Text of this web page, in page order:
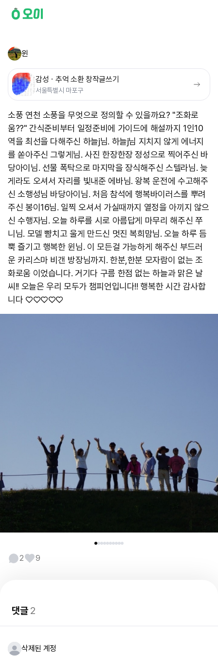
윈
감성ㆍ추억 소환 창작글쓰기
서울특별시 마포구
소풍 연천 소풍을 무엇으로 정의할 수 있을까요? "조화로
움??" 간식준비부터 일정준비에 가이드에 해설까지 1인10
역을 최선을 다해주신 하늘j님. 하늘j님 지치지 않게 에너지
를 쏟아주신 그렇게님. 사진 한장한장 정성으로 찍어주신 바
당아이님. 선물 폭탁으로 마지막을 장식해주신 스텔라님. 늦
게라도 오셔서 자리를 빛내준 에바님. 왕복 운전에 수고해주
신 소행성님 바당아이님. 처음 참석에 행복바이러스를 뿌려
주신 봉이16님. 일찍 오셔서 가실때까지 열정을 아끼지 않으
신 수행자님. 오늘 하루를 시로 아름답게 마무리 해주신 쭈
니님. 모델 뺨치고 울게 만드신 멋진 복희맘님. 오늘 하루 듬
뿍 즐기고 행복한 윈님. 이 모든걸 가능하게 해주신 부드러
운 카리스마 비갠 방장님까지. 한분,한분 모자람이 없는 조
화로움 이었습니다. 거기다 구름 한점 없는 하늘과 맑은 날
씨!! 오늘은 우리 모두가 챔피언입니다!! 행복한 시간 감사합
니다 ♡♡♡♡♡
2 9
댓글2
삭제된 계정